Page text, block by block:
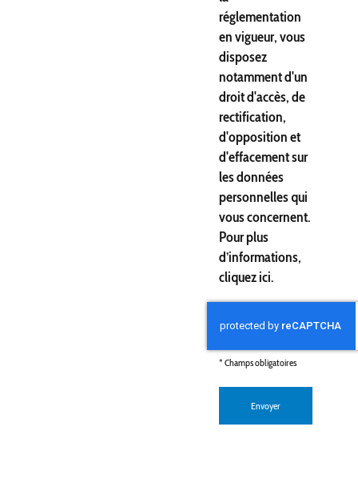
réglementation
en vigueur, vous
disposez
notamment d'un
droit d'accès, de
rectification,
d'opposition et
d'effacement sur
les données
personnelles qui
vous concernent.
Pour plus
d’informations,
cliquezici.
* Champs obligatoires